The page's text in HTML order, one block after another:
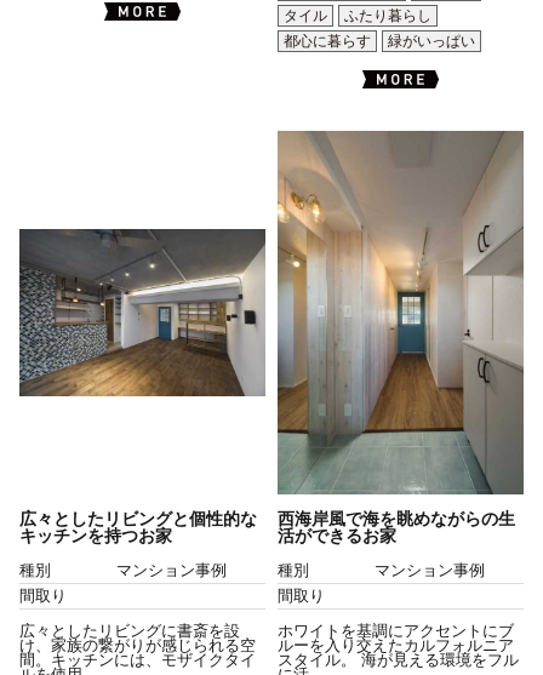
タイル
ふたり暮らし
都心に暮らす
緑がいっぱい
広々としたリビングと個性的な
キッチンを持つお家
種別
マンション事例
間取り
広々としたリビングに書斎を設
け、家族の繋がりが感じられる空
間。キッチンには、モザイクタイ
西海岸風で海を眺めながらの生
活ができるお家
種別
マンション事例
間取り
ホワイトを基調にアクセントにブ
ルーを入り交えたカルフォルニア
スタイル。 海が見える環境をフル